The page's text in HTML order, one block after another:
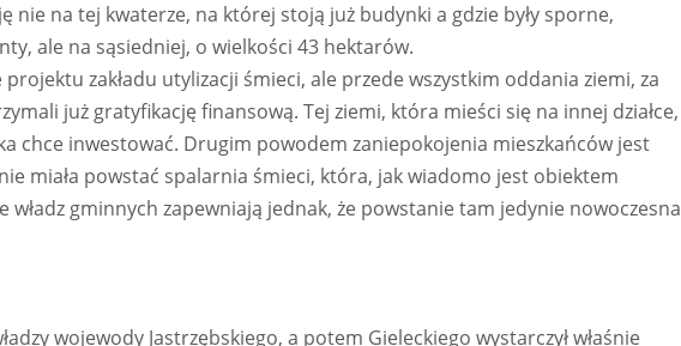
nie na tej kwaterze, na której stoją już budynki a gdzie były sporne,
ale na sąsiedniej, o wielkości 43 hektarów.
zakładu utylizacji śmieci, ale przede wszystkim oddania ziemi, za
już gratyfikację finansową. Tej ziemi, która mieści się na innej działce,
chce inwestować. Drugim powodem zaniepokojenia mieszkańców jest
miała powstać spalarnia śmieci, która, jak wiadomo jest obiektem
władz gminnych zapewniają jednak, że powstanie tam jedynie nowoczesna
wojewody Jastrzębskiego, a potem Gieleckiego wystarczył właśnie